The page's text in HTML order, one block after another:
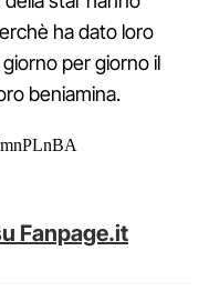
ha dato loro
per giorno il
beniamina.
Fanpage.it